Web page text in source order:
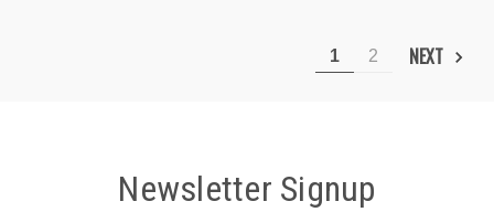
1 2 NEXT
Newsletter Signup